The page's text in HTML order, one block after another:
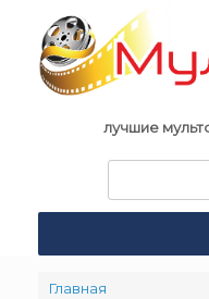
content
лучшие
поиска:
Главная